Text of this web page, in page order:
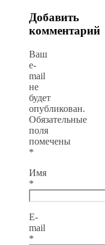
Добавить
комментарий
Ваш
e-
mail
не
будет
опубликован.
Обязательные
поля
помечены
*
Имя
*
E-
mail
*